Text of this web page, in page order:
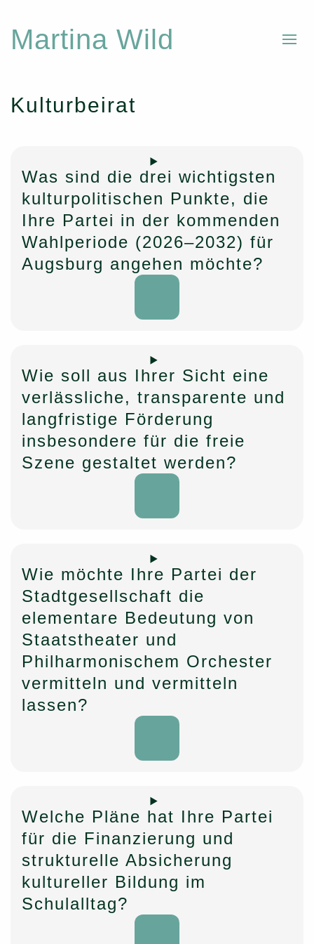
Martina Wild
Kulturbeirat
Was sind die drei wichtigsten
kulturpolitischen Punkte, die
Ihre Partei in der kommenden
Wahlperiode (2026–2032) für
Augsburg angehen möchte?
Wie soll aus Ihrer Sicht eine
verlässliche, transparente und
langfristige Förderung
insbesondere für die freie
Szene gestaltet werden?
Wie möchte Ihre Partei der
Stadtgesellschaft die
elementare Bedeutung von
Staatstheater und
Philharmonischem Orchester
vermitteln und vermitteln
lassen?
Welche Pläne hat Ihre Partei
für die Finanzierung und
strukturelle Absicherung
kultureller Bildung im
Schulalltag?